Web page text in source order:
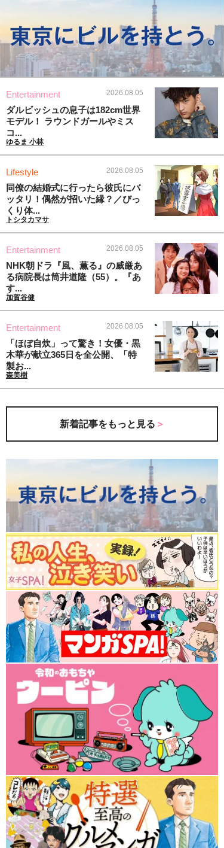
Entertainment 2026.08.05
ダルビッシュの息子は182cm世界
モデル！ ラウンドガールやミス
コ...
ゆるま 小林
Lifestyle 2026.08.05
同僚の結婚式に行ったら彼氏にバ
ッタリ！偶然が招いた縁？／びっ
くり体...
トシタカマサ
Entertainment 2026.08.05
NHK朝ドラ『風、薫る』の威厳あ
る病院長は筒井道隆（55）。『あ
す...
加賀谷健
Entertainment 2026.08.05
「ほぼ自炊」って驚き！女優・黒
木華が献立365日を全公開、「特
製お...
森美樹
新着記事をもっと見る